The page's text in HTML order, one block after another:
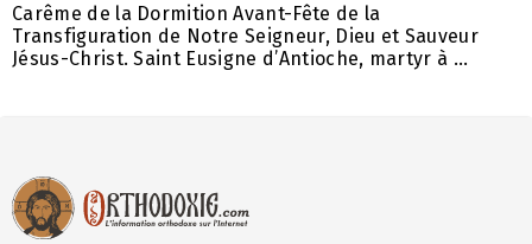
Carême de la Dormition Avant-Fête de la
Transfiguration de Notre Seigneur, Dieu et Sauveur
Jésus-Christ. Saint Eusigne d’Antioche, martyr à ...